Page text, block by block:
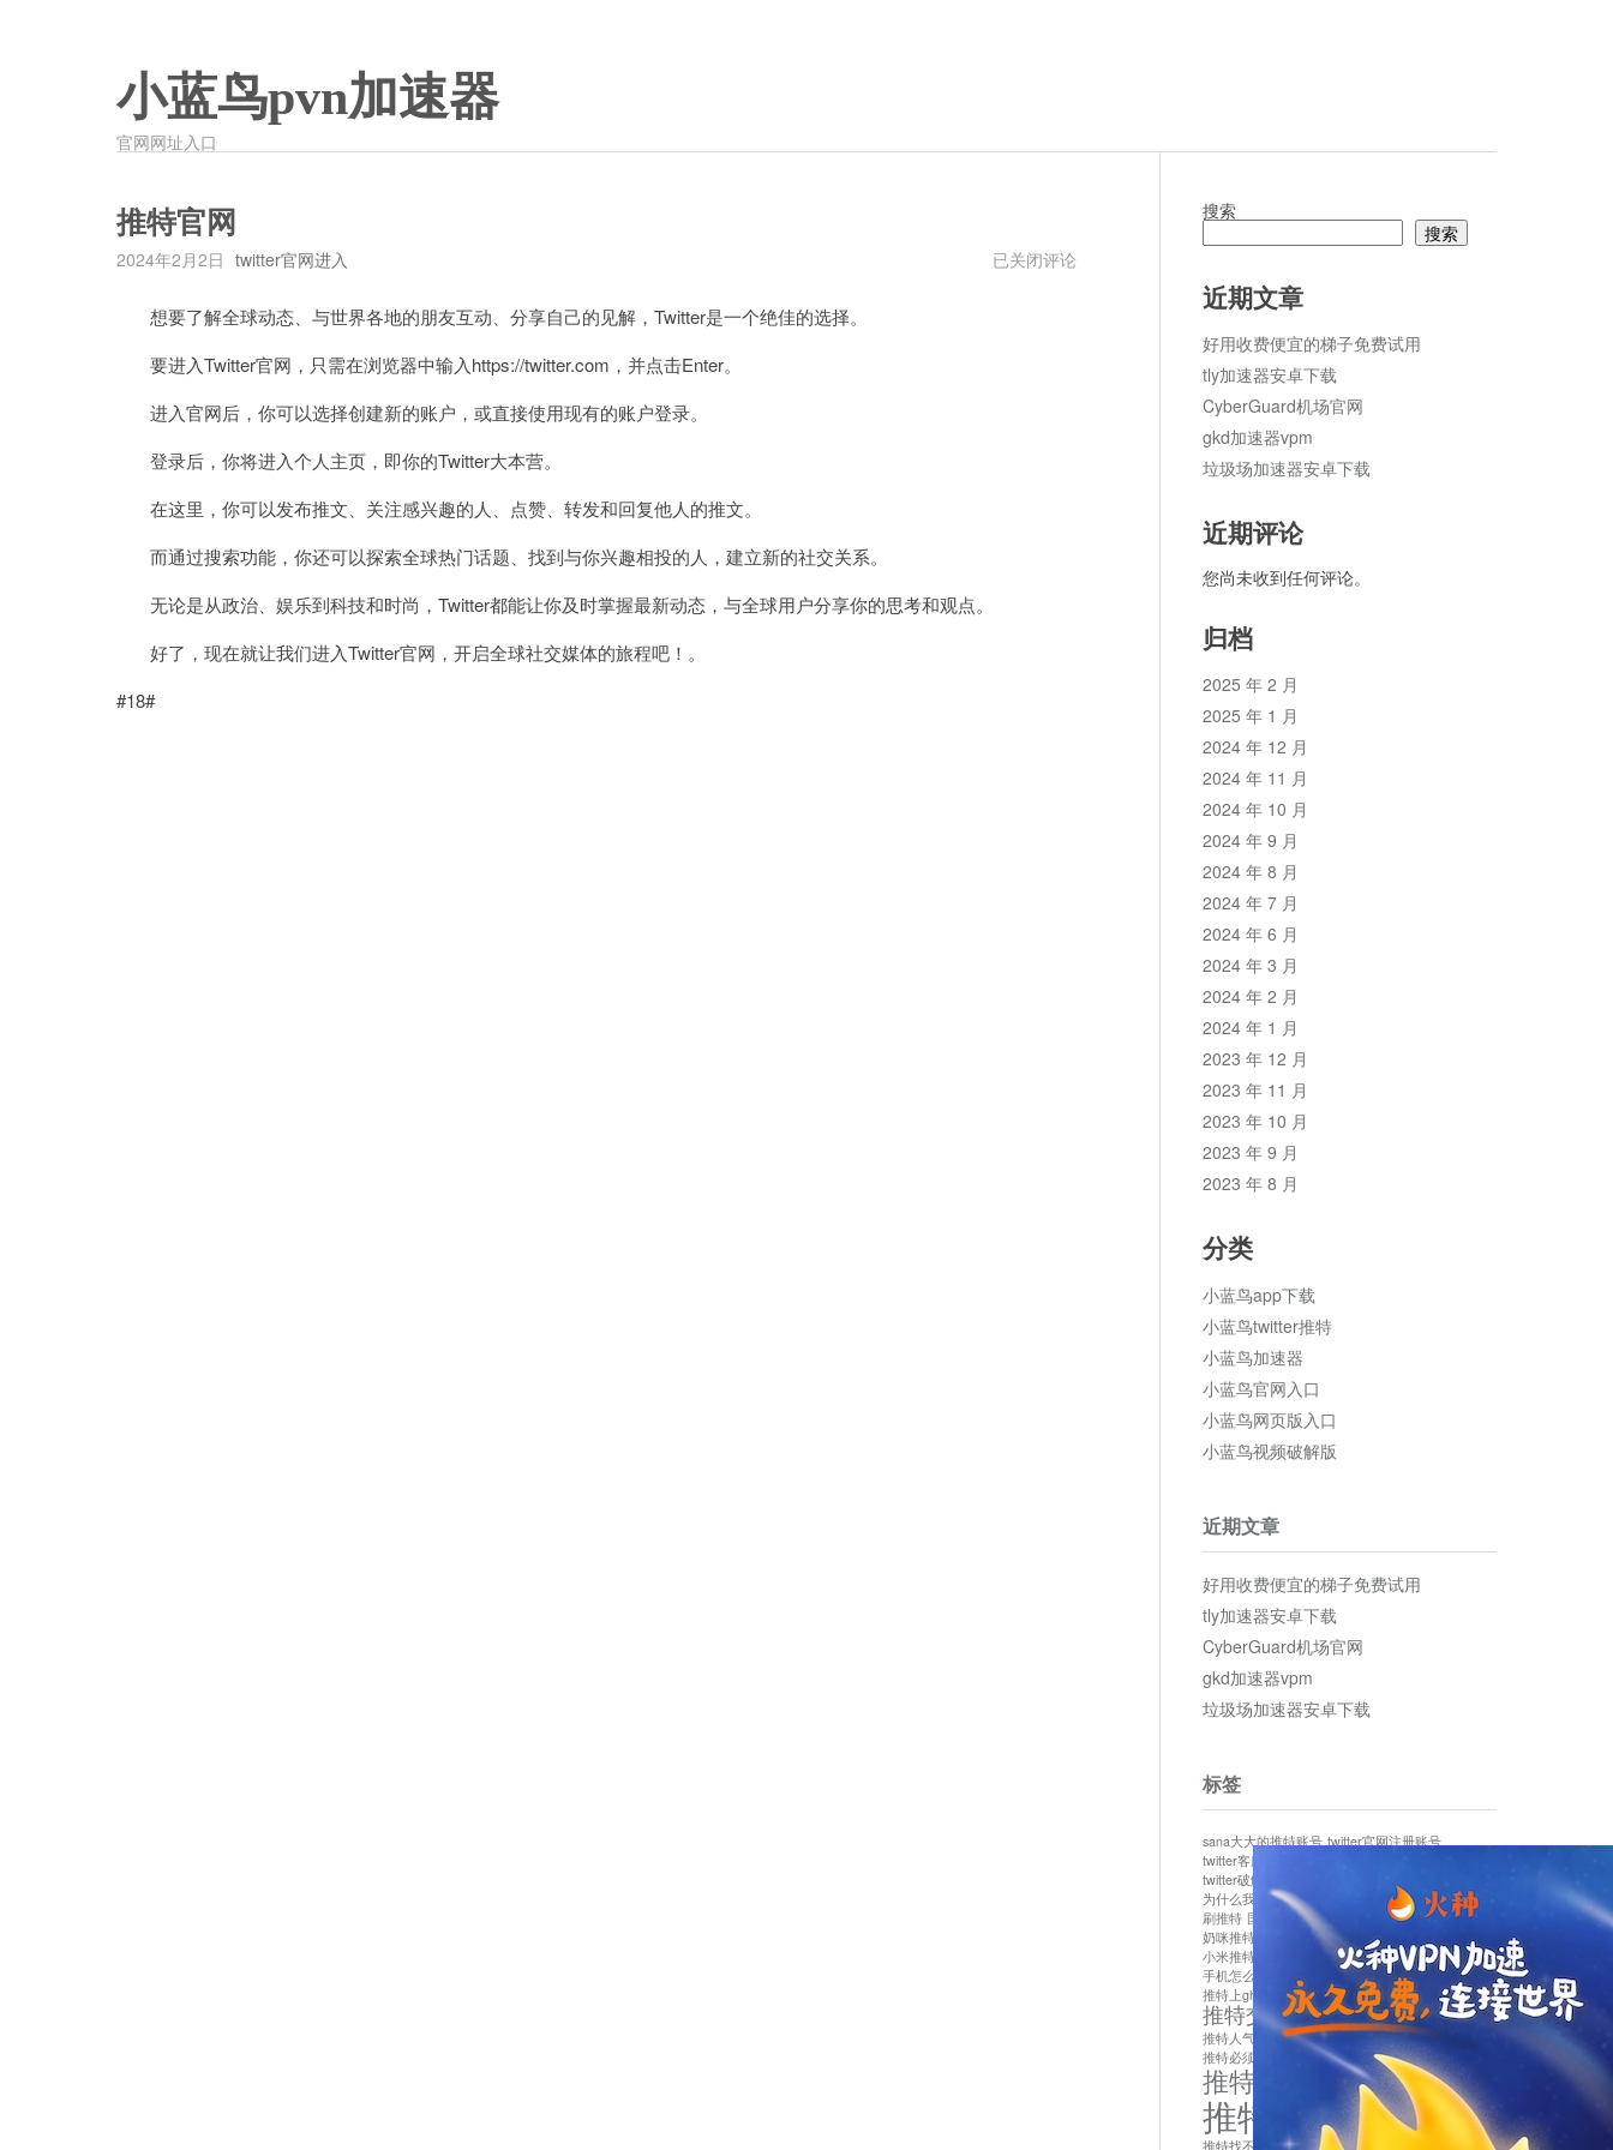
小蓝鸟pvn加速器
官网网址入口
推特官网
2024年2月2日 twitter官网进入
推
已关闭评论
想要了解全球动态、与世界各地的朋友互动、分享自己的见解，Twitter是一个绝佳的选择。
要进入Twitter官网，只需在浏览器中输入https://twitter.com，并点击Enter。
进入官网后，你可以选择创建新的账户，或直接使用现有的账户登录。
登录后，你将进入个人主页，即你的Twitter大本营。
在这里，你可以发布推文、关注感兴趣的人、点赞、转发和回复他人的推文。
而通过搜索功能，你还可以探索全球热门话题、找到与你兴趣相投的人，建立新的社交关系。
无论是从政治、娱乐到科技和时尚，Twitter都能让你及时掌握最新动态，与全球用户分享你的思考和观点。
好了，现在就让我们进入Twitter官网，开启全球社交媒体的旅程吧！。
#18#
搜索
搜索
近期文章
好用收费便宜的梯子免费试用
tly加速器安卓下载
CyberGuard机场官网
gkd加速器vpm
垃圾场加速器安卓下载
近期评论
您尚未收到任何评论。
归档
2025 年 2 月
2025 年 1 月
2024 年 12 月
2024 年 11 月
2024 年 10 月
2024 年 9 月
2024 年 8 月
2024 年 7 月
2024 年 6 月
2024 年 3 月
2024 年 2 月
2024 年 1 月
2023 年 12 月
2023 年 11 月
2023 年 10 月
2023 年 9 月
2023 年 8 月
分类
小蓝鸟app下载
小蓝鸟twitter推特
小蓝鸟加速器
小蓝鸟官网入口
小蓝鸟网页版入口
小蓝鸟视频破解版
近期文章
好用收费便宜的梯子免费试用
tly加速器安卓下载
CyberGuard机场官网
gkd加速器vpm
垃圾场加速器安卓下载
标签
sana大大的推特账号 twitter官网注册账号
twitter客服
twitter破解版下载
为什么我推特无法保存设置
作者sana推特是什么
刷推特 国内为什么不能用twitter 国内能用twitter吗
奶咪推特
如何找回推特密码
小米推特闪退是怎么回事 怎么看推特上的视频
手机怎么注册推特账号
推特devil
推特上ghs的女博主
推特交友软件app下载
推特人气萌货小蔡头喵喵喵 推特实名制
推特必须用外网吗
推特怎么取消关联手机号
推特怎么看敏感内容苹果
推特找不到账号 推特注册必须要手机号